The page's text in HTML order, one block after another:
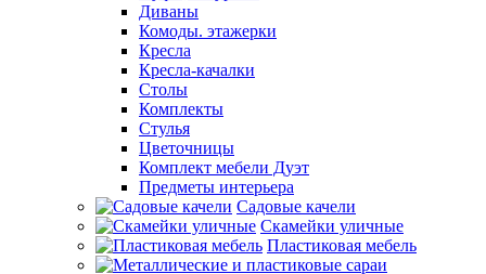
Диваны
Комоды. этажерки
Кресла
Кресла-качалки
Столы
Комплекты
Стулья
Цветочницы
Комплект мебели Дуэт
Предметы интерьера
Садовые качели
Скамейки уличные
Пластиковая мебель